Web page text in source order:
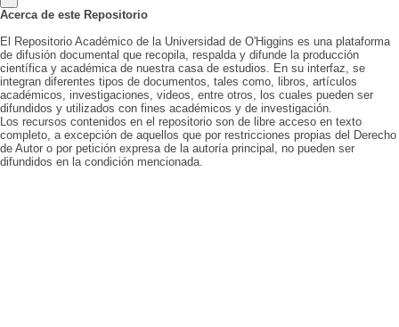
Acerca de este Repositorio
El Repositorio Académico de la Universidad de O'Higgins es una plataforma
de difusión documental que recopila, respalda y difunde la producción
científica y académica de nuestra casa de estudios. En su interfaz, se
integran diferentes tipos de documentos, tales como, libros, artículos
académicos, investigaciones, videos, entre otros, los cuales pueden ser
difundidos y utilizados con fines académicos y de investigación.
Los recursos contenidos en el repositorio son de libre acceso en texto
completo, a excepción de aquellos que por restricciones propias del Derecho
de Autor o por petición expresa de la autoría principal, no pueden ser
difundidos en la condición mencionada.